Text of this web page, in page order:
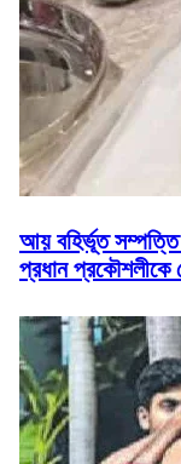
আয় বহির্ভূত সম্পত্তি
প্রধান প্রকৌশলীকে